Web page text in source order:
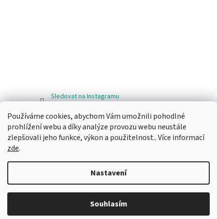
Používáme cookies, abychom Vám umožnili pohodlné
prohlížení webu a díky analýze provozu webu neustále
zlepšovali jeho funkce, výkon a použitelnost.. Více informací
zde.
Nastavení
Souhlasím
Sledovat na Instagramu
Facebook
Vytvořil Shoptet
Ragos.cz. Všechna práva vyhrazena.